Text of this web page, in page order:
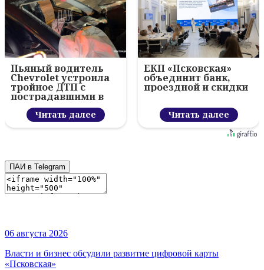
Пьяный водитель
Chevrolet устроила
тройное ДТП с
пострадавшими в
Пскове
Читать далее
ЕКП «Псковская»
объединит банк,
проездной и скидки
Читать далее
ПАИ в Telegram
06 августа 2026
Власти и бизнес обсудили развитие цифровой карты
«Псковская»